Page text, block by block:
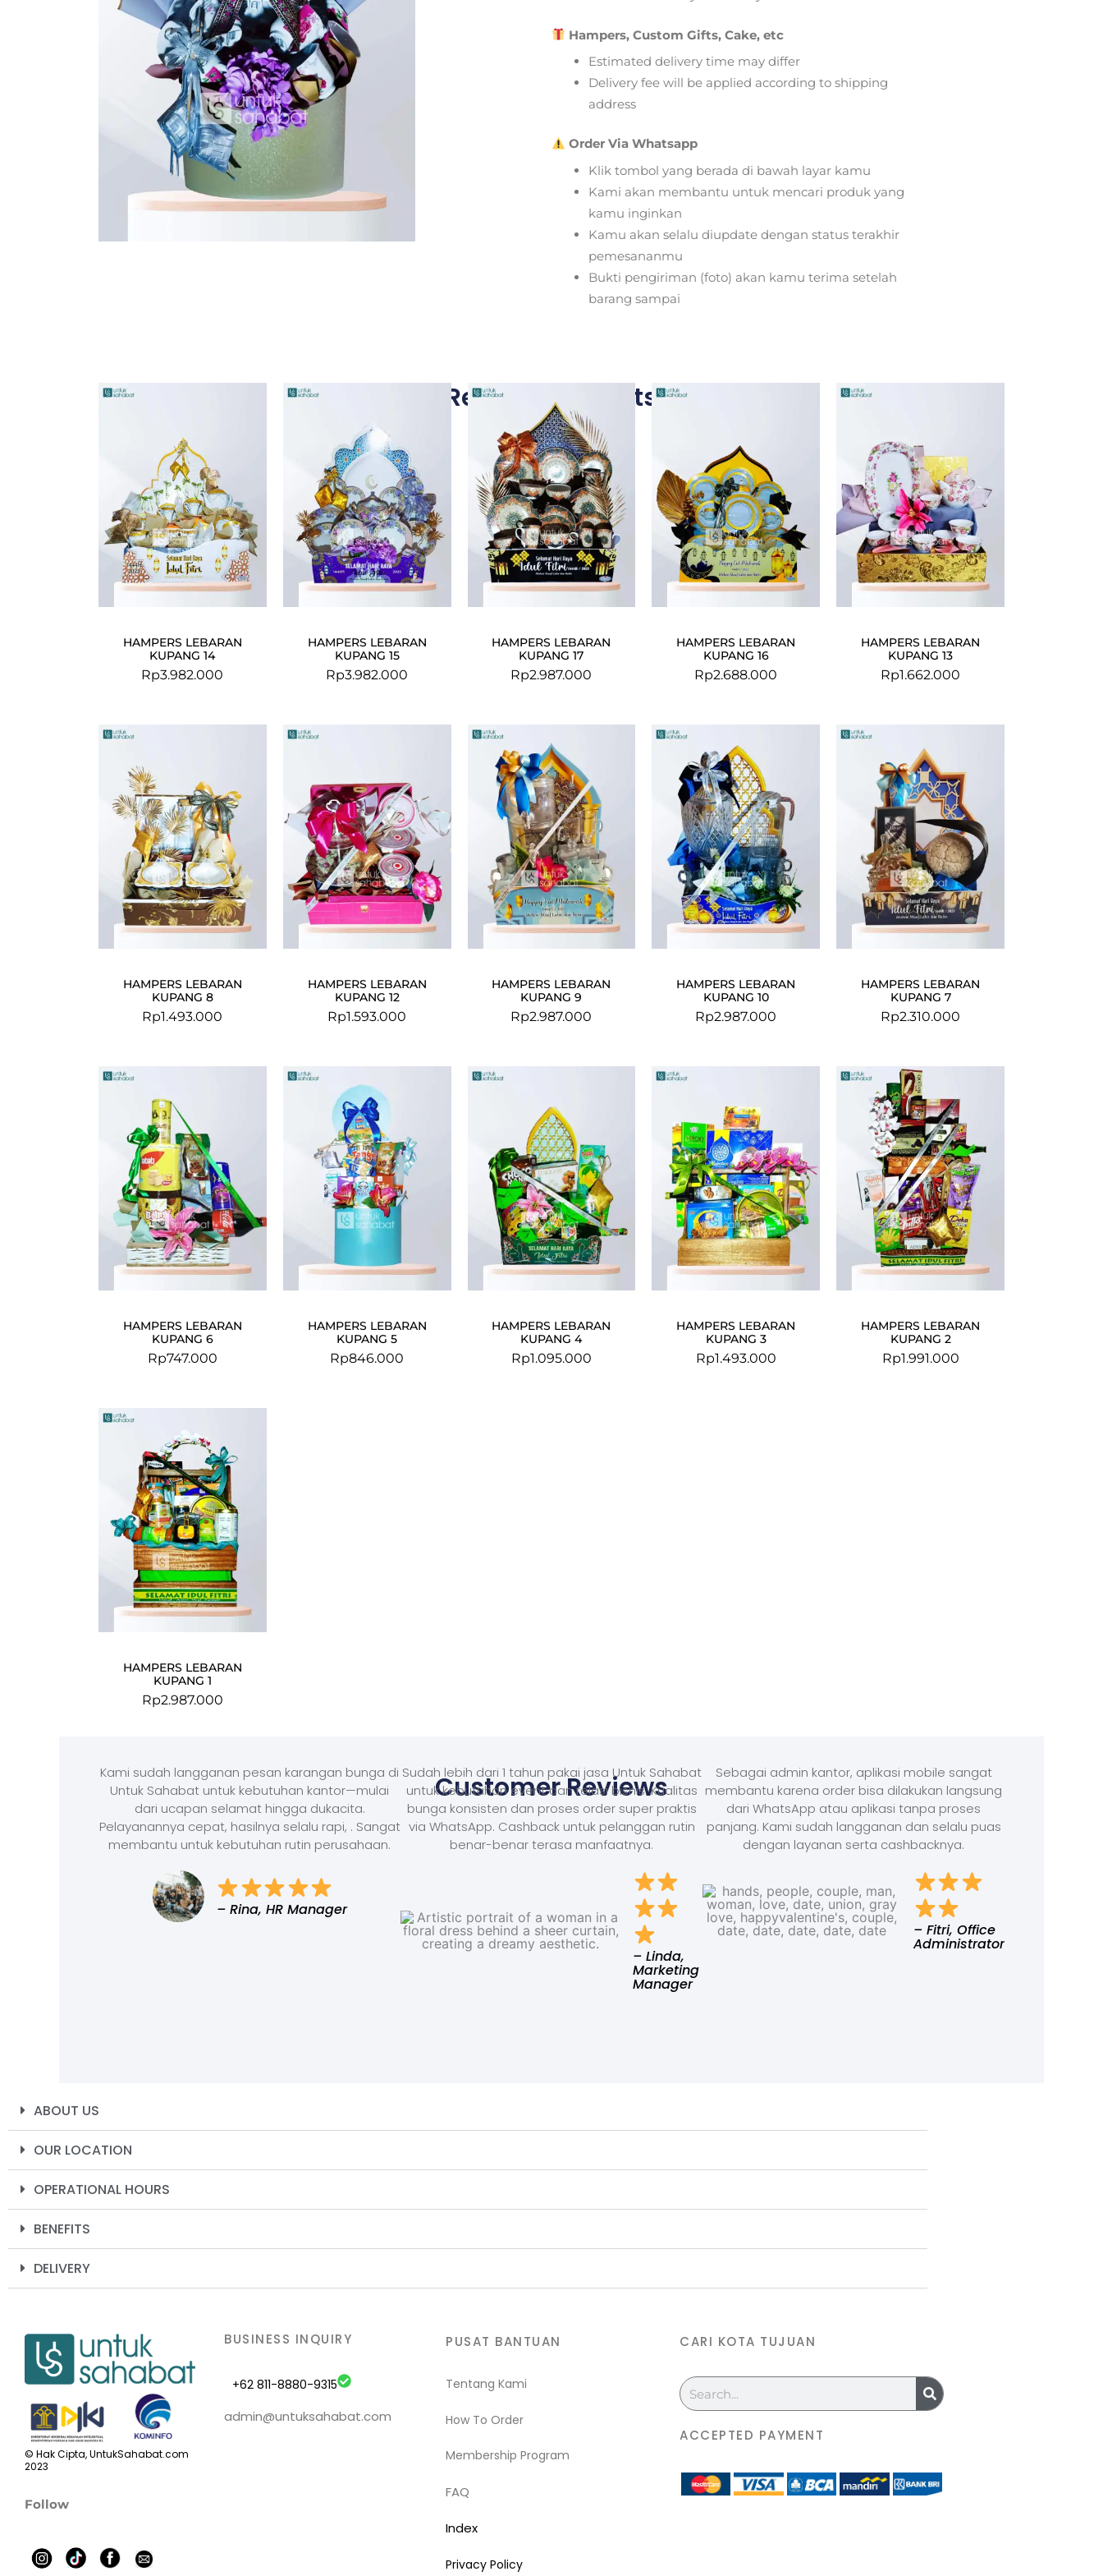
Hampers, Custom Gifts, Cake, etc
Estimated delivery time may differ
Delivery fee will be applied according to shipping
address
Order Via Whatsapp
Klik tombol yang berada di bawah layar kamu
Kami akan membantu untuk mencari produk yang
kamu inginkan
Kamu akan selalu diupdate dengan status terakhir
pemesananmu
Bukti pengiriman (foto) akan kamu terima setelah
barang sampai
Related Products
HAMPERS LEBARAN
KUPANG 14
Rp3.982.000
HAMPERS LEBARAN
KUPANG 15
Rp3.982.000
HAMPERS LEBARAN
KUPANG 17
Rp2.987.000
HAMPERS LEBARAN
KUPANG 16
Rp2.688.000
HAMPERS LEBARAN
KUPANG 13
Rp1.662.000
HAMPERS LEBARAN
KUPANG 8
Rp1.493.000
HAMPERS LEBARAN
KUPANG 12
Rp1.593.000
HAMPERS LEBARAN
KUPANG 9
Rp2.987.000
HAMPERS LEBARAN
KUPANG 10
Rp2.987.000
HAMPERS LEBARAN
KUPANG 7
Rp2.310.000
HAMPERS LEBARAN
KUPANG 6
Rp747.000
HAMPERS LEBARAN
KUPANG 5
Rp846.000
HAMPERS LEBARAN
KUPANG 4
Rp1.095.000
HAMPERS LEBARAN
KUPANG 3
Rp1.493.000
HAMPERS LEBARAN
KUPANG 2
Rp1.991.000
HAMPERS LEBARAN
KUPANG 1
Rp2.987.000
Customer Reviews
Kami sudah langganan pesan karangan bunga di
Untuk Sahabat untuk kebutuhan kantor—mulai
dari ucapan selamat hingga dukacita.
Pelayanannya cepat, hasilnya selalu rapi, . Sangat
membantu untuk kebutuhan rutin perusahaan.
– Rina, HR Manager
Sudah lebih dari 1 tahun pakai jasa Untuk Sahabat
untuk kebutuhan event dan relasi bisnis. Kualitas
bunga konsisten dan proses order super praktis
via WhatsApp. Cashback untuk pelanggan rutin
benar-benar terasa manfaatnya.
– Linda,
Marketing
Manager
Sebagai admin kantor, aplikasi mobile sangat
membantu karena order bisa dilakukan langsung
dari WhatsApp atau aplikasi tanpa proses
panjang. Kami sudah langganan dan selalu puas
dengan layanan serta cashbacknya.
– Fitri, Office
Administrator
ABOUT US
OUR LOCATION
OPERATIONAL HOURS
BENEFITS
DELIVERY
© Hak Cipta, UntukSahabat.com
2023
Follow
BUSINESS INQUIRY
+62 811-8880-9315
admin@untuksahabat.com
PUSAT BANTUAN
Tentang Kami
How To Order
Membership Program
FAQ
Index
Privacy Policy
CARI KOTA TUJUAN
Search
ACCEPTED PAYMENT